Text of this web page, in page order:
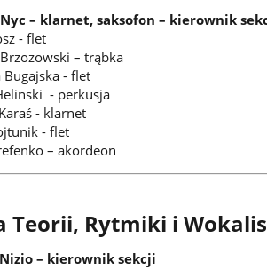
Nyc – klarnet, saksofon – kierownik
- flet
– trąbka
Bugajska - flet
- perkusja
- klarnet
- flet
– akordeon
Teorii, Rytmiki i
– kierownik sekcji